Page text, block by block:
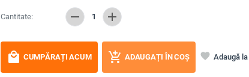
Cantitate: remove 1 add
local_mall CUMPĂRAȚI ACUM add_shopping_cart ADAUGAȚI ÎN COȘ favorite Adaugă